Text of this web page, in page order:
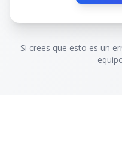
Si crees que esto es un